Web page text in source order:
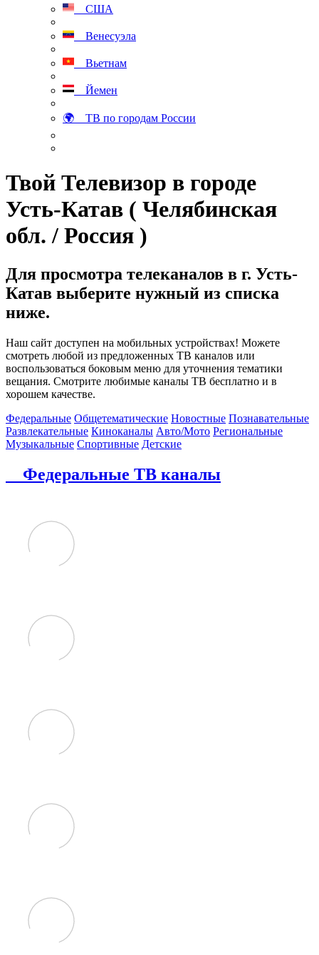
США
Венесуэла
Вьетнам
Йемен
🌍 ТВ по городам России
Твой Телевизор в городе
Усть-Катав ( Челябинская
обл. / Россия )
Для просмотра телеканалов в г. Усть-
Катав выберите нужный из списка
ниже.
Наш сайт доступен на мобильных устройствах! Можете
смотреть любой из предложенных ТВ каналов или
воспользоваться боковым меню для уточнения тематики
вещания. Смотрите любимые каналы ТВ бесплатно и в
хорошем качестве.
Федеральные Общетематические Новостные Познавательные
Развлекательные Киноканалы Авто/Мото Региональные
Музыкальные Спортивные Детские
Федеральные ТВ каналы